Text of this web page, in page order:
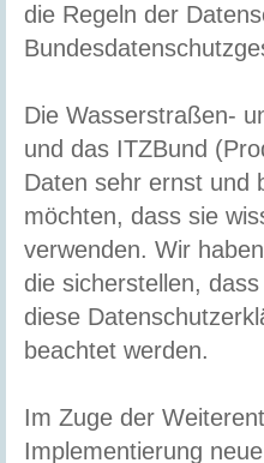
die Regeln der
Die Wasserstraßen-
und das ITZBund
Daten sehr ernst und
möchten, dass sie
verwenden. Wir
die sicherstellen,
diese
beachtet werden.
Im Zuge der
Implementierung